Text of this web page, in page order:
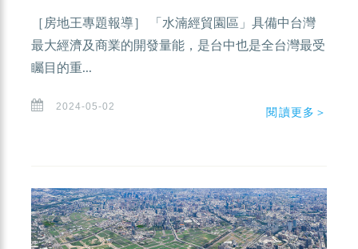
［房地王專題報導］ 「水湳經貿園區」具備中台灣
最大經濟及商業的開發量能，是台中也是全台灣最受
矚目的重...
2024-05-02 閱讀更多＞